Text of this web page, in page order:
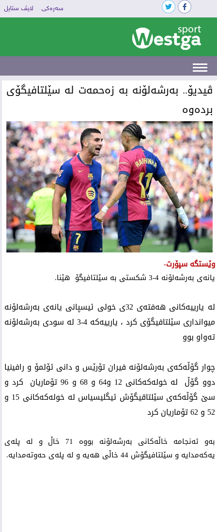
سەرەکی لایڤ ستایل
‌ڤیدیۆ.. بەرشەلۆنە بە زەحمەت لە سێلتافیگۆی
بردەوە
وێستگە سپۆرت-
یانەی بەرشەلۆنە 4-3 شكستی بە سێلتافیگۆ هێنا.
لە یارییەكانی هەفتەی 32ی خولی ئیسپانی یانەی بەرشەلۆنە
میوانداری سێلتافیگۆی كرد ، یارییەكە 4-3 لە سودی بەرشەلۆنە
تەواو بوو
چوار گۆڵەكەی بەرشەلۆنە فیران تۆرێس و دانی ئۆلمۆ و رافینیا
دوو گۆڵ لە خولەكەكانی 12 و64 و 68 و 96 تۆماریان كرد و
سێ گۆڵەكەی سێلتاقیگۆش ئیگلیسیاس لە خولەكەكانی 15 و
52 و 62 تۆماریان كرد
بەو ئەنجامە خاڵەكانی بەرشەلۆنە بووە 71 خاڵ و لە پلەی
یەكەمدایە و سێلتافیگۆش 44 خاڵی هەیە و لە پلەی حەوتەمدایە.